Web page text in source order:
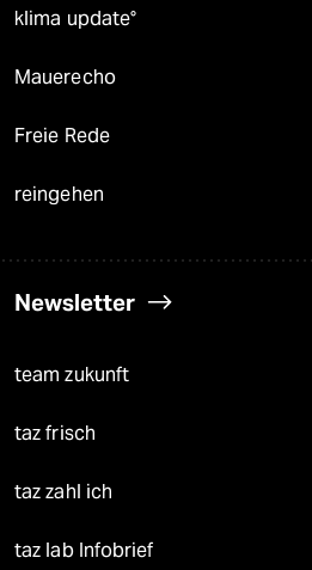
klima update°
Mauerecho
Freie Rede
reingehen
Newsletter
team zukunft
taz frisch
taz zahl ich
taz lab Infobrief